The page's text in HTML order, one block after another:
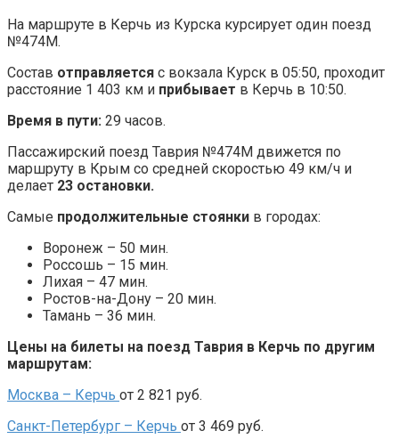
На маршруте в Керчь из Курска курсирует один поезд
№474М.
Состав отправляется с вокзала Курск в 05:50, проходит
расстояние 1 403 км и прибывает в Керчь в 10:50.
Время в пути: 29 часов.
Пассажирский поезд Таврия №474М движется по
маршруту в Крым со средней скоростью 49 км/ч и
делает 23 остановки.
Самые продолжительные стоянки в городах:
Воронеж – 50 мин.
Россошь – 15 мин.
Лихая – 47 мин.
Ростов-на-Дону – 20 мин.
Тамань – 36 мин.
Цены на билеты на поезд Таврия в Керчь по другим
маршрутам:
Москва – Керчь от 2 821 руб.
Санкт-Петербург – Керчь от 3 469 руб.